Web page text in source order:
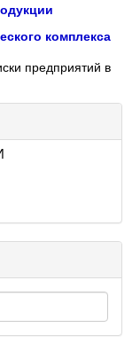
комплекса
предприятий в